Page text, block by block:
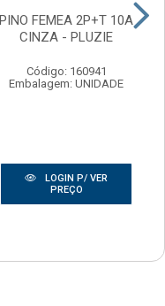
PINO FEMEA 2P+T 10A
CINZA - PLUZIE
Código: 160941
Embalagem: UNIDADE
LOGIN P/ VER
PREÇO